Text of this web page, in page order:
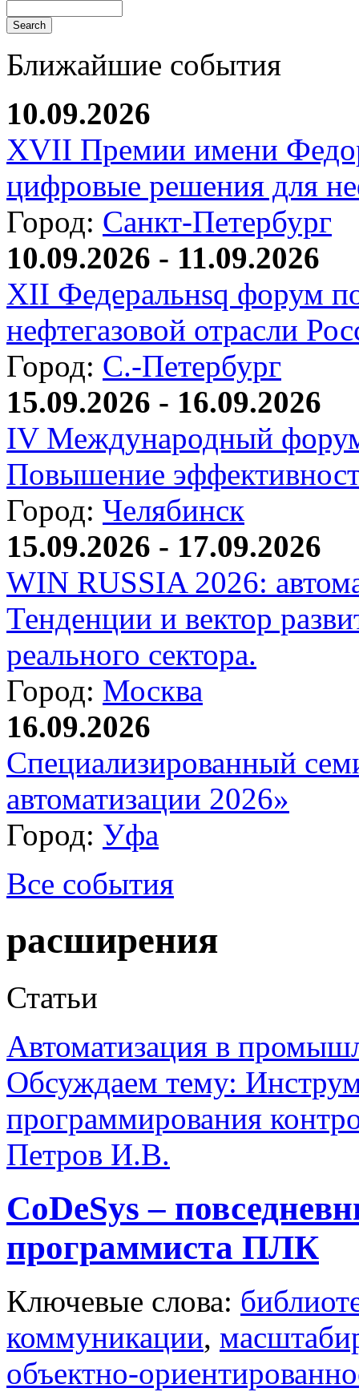
Ближайшие события
10.09.2026
XVII Премии имени
цифровые решения для
Город: Санкт-Петербург
10.09.2026 - 11.09.2026
XII Федеральнsq форум
нефтегазовой отрасли
Город: С.-Петербург
15.09.2026 - 16.09.2026
IV Международный
Повышение
Город: Челябинск
15.09.2026 - 17.09.2026
WIN RUSSIA 2026:
Тенденции и вектор
реального сектора.
Город: Москва
16.09.2026
Специализированный
автоматизации 2026»
Город: Уфа
Все события
расширения
Статьи
Автоматизация в
Обсуждаем тему:
программирования
Петров И.В.
CoDeSys –
программиста ПЛК
Ключевые слова:
коммуникации,
объектно-